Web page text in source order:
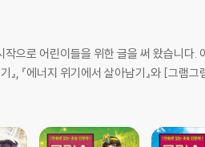
으로 아동 만화계에 입문하였습니다. 현
모험〉〈아트모스 기사단〉〈말이야와 친구
으로 어린이들을 위한 글을 써 왔습니다
』, 『에너지 위기에서 살아남기』와 [그